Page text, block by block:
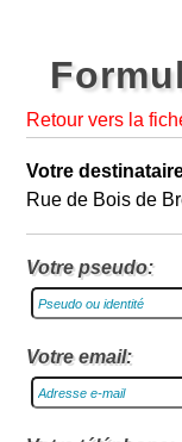
Retour vers la
Votre
Rue de Bois de
Votre pseudo:
Votre email: